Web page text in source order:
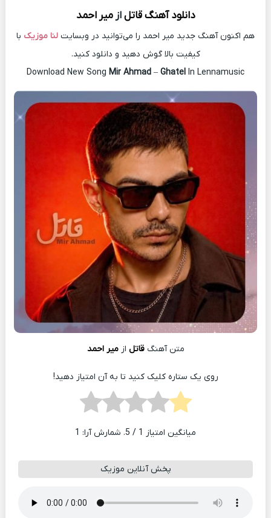
دانلود آهنگ قاتلازمیر احمد
هم اکنون آهنگ جدید میر احمد را می‌توانید در وبسایت لنا موزیک با
کیفیت بالا گوش دهید و دانلود کنید.
Download New Song Mir Ahmad – Ghatel In Lennamusic
متن آهنگقاتل ازمیر احمد
روی یک ستاره کلیک کنید تا به آن امتیاز دهید!
میانگین امتیاز 1 / 5. شمارش آرا: 1
پخش آنلاین موزیک